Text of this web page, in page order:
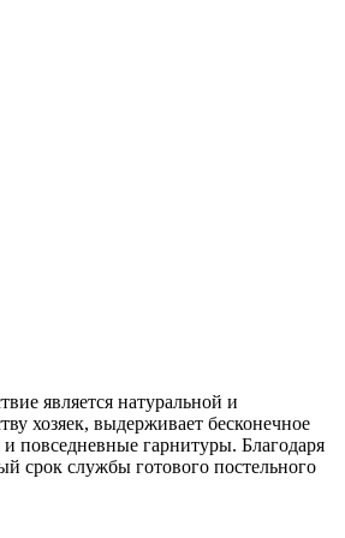
является натуральной и
хозяек, выдерживает бесконечное
повседневные гарнитуры. Благодаря
срок службы готового постельного